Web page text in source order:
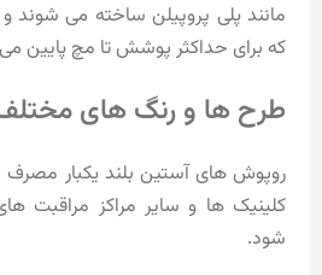
مانند پلی پروپیلن ساخته می شوند
که برای حداکثر پوشش تا مچ پایین می
طرح ها و رنگ های
روپوش های آستین بلند یکبار مصرف
کلینیک ها و سایر مراکز مراقبت
شود.